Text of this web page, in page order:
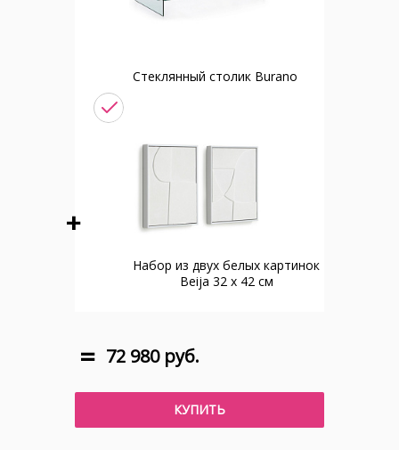
Стеклянный столик Burano
Набор из двух белых картинок
Beija 32 x 42 см
72 980 руб.
КУПИТЬ